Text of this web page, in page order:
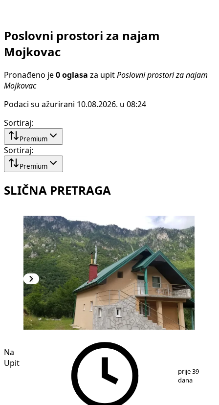
Poslovni prostori za najam
Mojkovac
Pronađeno je 0 oglasa za upit Poslovni prostori za najam
Mojkovac
Podaci su ažurirani 10.08.2026. u 08:24
Sortiraj:
Premium
Sortiraj:
Premium
SLIČNA PRETRAGA
1 21
Na
Upit
prije 39
dana